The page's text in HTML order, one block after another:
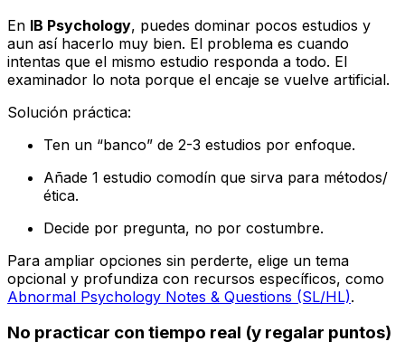
En IB Psychology, puedes dominar pocos estudios y
aun así hacerlo muy bien. El problema es cuando
intentas que el mismo estudio responda a todo. El
examinador lo nota porque el encaje se vuelve artificial.
Solución práctica:
Ten un “banco” de 2-3 estudios por enfoque.
Añade 1 estudio comodín que sirva para métodos/
ética.
Decide por pregunta, no por costumbre.
Para ampliar opciones sin perderte, elige un tema
opcional y profundiza con recursos específicos, como
Abnormal Psychology Notes & Questions (SL/HL).
No practicar con tiempo real (y regalar puntos)